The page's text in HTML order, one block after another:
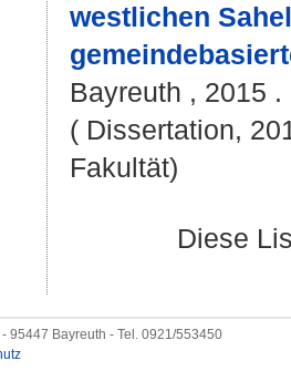
westlichen
Bayreuth , 2015 .
( Dissertation,
Fakultät)
Diese
- 95447 Bayreuth - Tel. 0921/553450